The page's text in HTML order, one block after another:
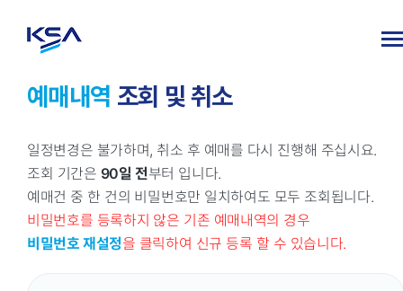
예매내역 조회 및 취소
일정변경은 불가하며, 취소 후 예매를 다시 진행해 주십시요.
조회 기간은 90일 전부터 입니다.
예매건 중 한 건의 비밀번호만 일치하여도 모두 조회됩니다.
비밀번호를 등록하지 않은 기존 예매내역의 경우
비밀번호 재설정을 클릭하여 신규 등록 할 수 있습니다.